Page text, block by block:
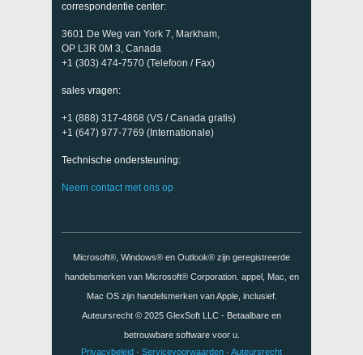
correspondentie center:
3601 De Weg van York 7, Markham,
OP L3R 0M 3, Canada
+1 (303) 474-7570 (Telefoon / Fax)
sales vragen:
+1 (888) 317-4868 (VS / Canada gratis)
+1 (647) 977-7769 (Internationale)
Technische ondersteuning:
Neem contact met ons op
Microsoft®, Windows® en Outlook® zijn geregistreerde
handelsmerken van Microsoft® Corporation. appel, Mac, en
Mac OS zijn handelsmerken van Apple, inclusief.
Auteursrecht © 2025 GlexSoft LLC - Betaalbare en
betrouwbare software voor u.
Privacybeleid · Servicevoorwaarden · Auteursrecht